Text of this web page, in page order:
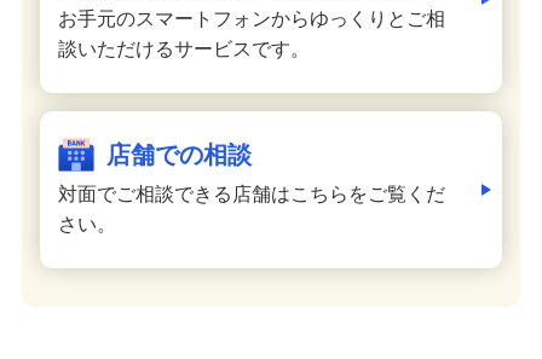
お手元のスマートフォンからゆっくりとご相
談いただけるサービスです。
店舗での相談
対面でご相談できる店舗はこちらをご覧くだ
さい。